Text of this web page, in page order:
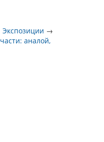
Экспозиции →
аналой,